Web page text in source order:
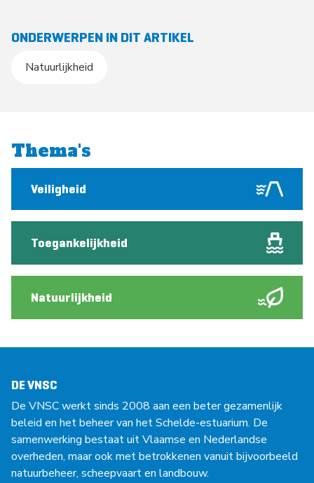
ONDERWERPEN IN DIT ARTIKEL
Natuurlijkheid
Thema's
Veiligheid
Toegankelijkheid
Natuurlijkheid
DE VNSC
De VNSC werkt sinds 2008 aan een beter gezamenlijk
beleid en het beheer van het Schelde-estuarium. De
samenwerking bestaat uit Vlaamse en Nederlandse
overheden, maar ook met betrokkenen vanuit bijvoorbeeld
natuurbeheer, scheepvaart en landbouw.